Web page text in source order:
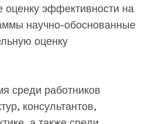
эффективности на
научно-обоснованные
оценку
среди работников
консультантов,